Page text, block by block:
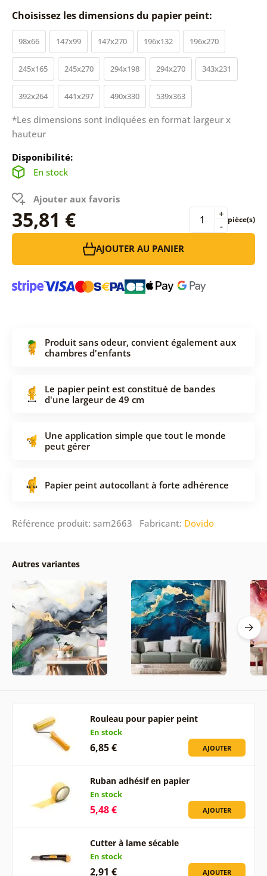
Choisissez les dimensions du papier peint:
98x66 147x99 147x270 196x132 196x270
245x165 245x270 294x198 294x270 343x231
392x264 441x297 490x330 539x363
*Les dimensions sont indiquées en format largeur x
hauteur
Disponibilité:
En stock
Ajouter aux favoris
35,81 € -
+ pièce(s)
AJOUTER AU PANIER
Produit sans odeur, convient également aux
chambres d'enfants
Le papier peint est constitué de bandes
d'une largeur de 49 cm
Une application simple que tout le monde
peut gérer
Papier peint autocollant à forte adhérence
Référence produit: sam2663 Fabricant: Dovido
Autres variantes
Rouleau pour papier peint
En stock
6,85 € AJOUTER
Ruban adhésif en papier
En stock
5,48 € AJOUTER
Cutter à lame sécable
En stock
2,91 € AJOUTER